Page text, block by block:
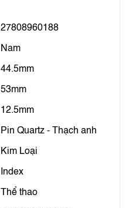
27808960188
Nam
44.5mm
53mm
12.5mm
Pin Quartz - Thạch anh
Kim Loại
Index
Thể thao